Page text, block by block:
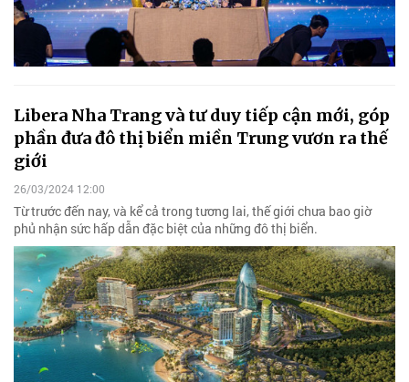
Libera Nha Trang và tư duy tiếp cận mới, góp
phần đưa đô thị biển miền Trung vươn ra thế
giới
26/03/2024 12:00
Từ trước đến nay, và kể cả trong tương lai, thế giới chưa bao giờ
phủ nhận sức hấp dẫn đặc biệt của những đô thị biển.